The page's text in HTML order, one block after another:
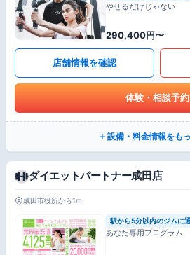
やせるだけじゃない
290,400円〜
店舗情報を確認
体験・相談予約
設備・料金情報をも
ダイエットパートナー成田店
成田市役所から1m
駅から5分以内のジムに
あなた専用プログラム